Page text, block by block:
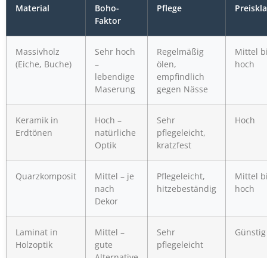
Material
Boho-
Faktor
Pflege
Massivholz
(Eiche, Buche)
Sehr hoch
–
lebendige
Maserung
Regelmäßig
ölen,
empfindlich
gegen Nässe
Mittel
hoch
Keramik in
Erdtönen
Hoch –
natürliche
Optik
Sehr
pflegeleicht,
kratzfest
Hoch
Quarzkomposit
Mittel – je
nach
Dekor
Pflegeleicht,
hitzebeständig
Mittel
hoch
Laminat in
Holzoptik
Mittel –
gute
Sehr
pflegeleicht
Günstig